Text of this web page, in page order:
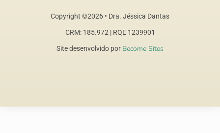
Copyright ©2026 • Dra. Jéssica Dantas
CRM: 185.972 | RQE 1239901
Site desenvolvido por Become Sites